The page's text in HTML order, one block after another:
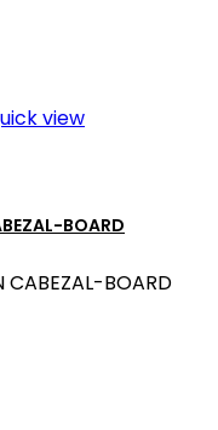
view
BOARD
CABEZAL-BOARD